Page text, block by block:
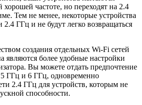
частоте, но переходят на 2.4
Тем не менее, некоторые устройства
2.4 ГГц и не будут легко возвращаться
создания отдельных Wi-Fi сетей
являются более удобные настройки
Вы можете отдать предпочтение
ГГц и 6 ГГц, одновременно
2.4 ГГц для устройств, которым не
способности.